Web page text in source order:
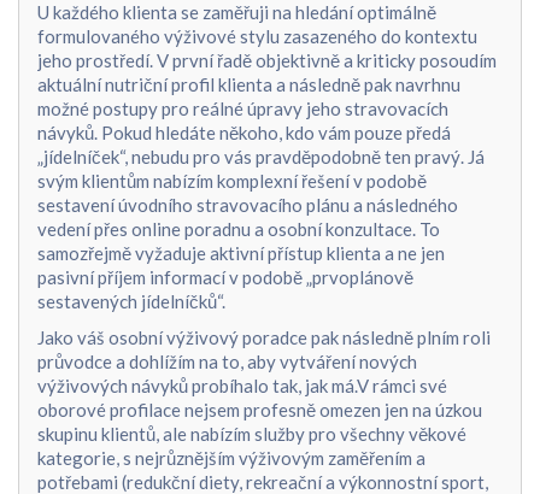
U každého klienta se zaměřuji na hledání optimálně
formulovaného výživové stylu zasazeného do kontextu
jeho prostředí. V první řadě objektivně a kriticky posoudím
aktuální nutriční profil klienta a následně pak navrhnu
možné postupy pro reálné úpravy jeho stravovacích
návyků. Pokud hledáte někoho, kdo vám pouze předá
„jídelníček“, nebudu pro vás pravděpodobně ten pravý. Já
svým klientům nabízím komplexní řešení v podobě
sestavení úvodního stravovacího plánu a následného
vedení přes online poradnu a osobní konzultace. To
samozřejmě vyžaduje aktivní přístup klienta a ne jen
pasivní příjem informací v podobě „prvoplánově
sestavených jídelníčků“.
Jako váš osobní výživový poradce pak následně plním roli
průvodce a dohlížím na to, aby vytváření nových
výživových návyků probíhalo tak, jak má.V rámci své
oborové profilace nejsem profesně omezen jen na úzkou
skupinu klientů, ale nabízím služby pro všechny věkové
kategorie, s nejrůznějším výživovým zaměřením a
potřebami (redukční diety, rekreační a výkonnostní sport,